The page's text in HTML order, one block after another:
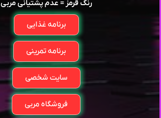
رنگ قرمز = عدم پشتیانی مربی
برنامه غذایی
برنامه تمرینی
سایت شخصی
فروشگاه مربی